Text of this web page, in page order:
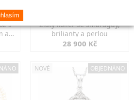
s
a
Zlatý kolier se smaragdy,
brilianty a perlou
28 900 Kč
NOVÉ OBJEDNÁNO